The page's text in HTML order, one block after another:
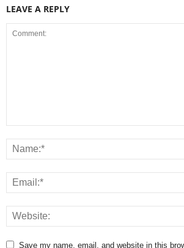
LEAVE A REPLY
Save my name, email, and website in this